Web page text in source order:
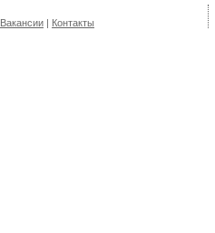
Вакансии | Контакты